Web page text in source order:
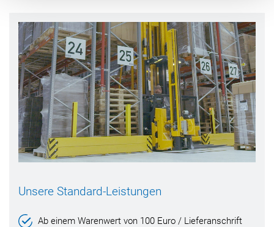
Unsere Standard-Leistungen
Ab einem Warenwert von 100 Euro / Lieferanschrift